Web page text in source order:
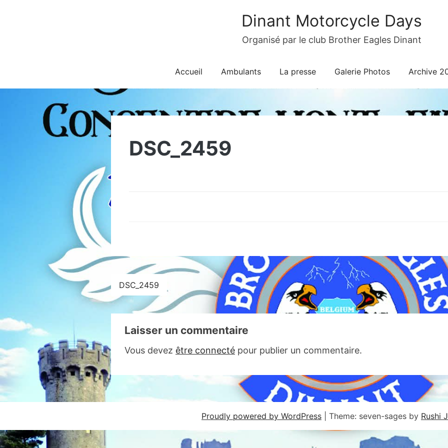
Dinant Motorcycle Days
Organisé par le club Brother Eagles Dinant
Accueil Ambulants La presse Galerie Photos Archive
DSC_2459
Navigation
de
l’article
DSC_2459
Laisser un commentaire
Vous devez être connecté pour publier un commentaire.
Proudly powered by WordPress Theme: seven-sages by Rushi